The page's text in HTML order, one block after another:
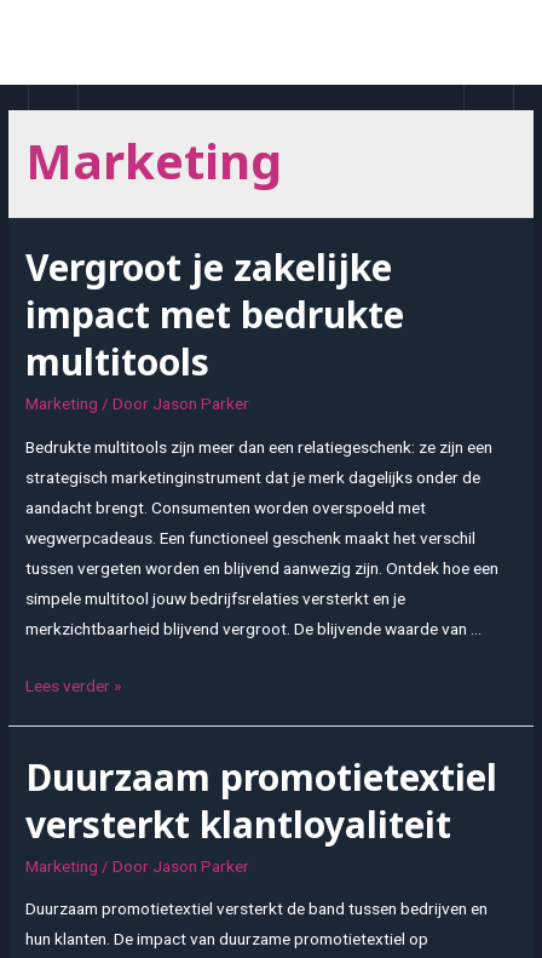
Marketing
Vergroot je zakelijke
impact met bedrukte
multitools
Marketing / Door Jason Parker
Bedrukte multitools zijn meer dan een relatiegeschenk: ze zijn een
strategisch marketinginstrument dat je merk dagelijks onder de
aandacht brengt. Consumenten worden overspoeld met
wegwerpcadeaus. Een functioneel geschenk maakt het verschil
tussen vergeten worden en blijvend aanwezig zijn. Ontdek hoe een
simpele multitool jouw bedrijfsrelaties versterkt en je
merkzichtbaarheid blijvend vergroot. De blijvende waarde van …
Vergroot
impact
bedrukte
multitools
Lees verder »
Duurzaam promotietextiel
versterkt klantloyaliteit
Marketing / Door Jason Parker
Duurzaam promotietextiel versterkt de band tussen bedrijven en
hun klanten. De impact van duurzame promotietextiel op